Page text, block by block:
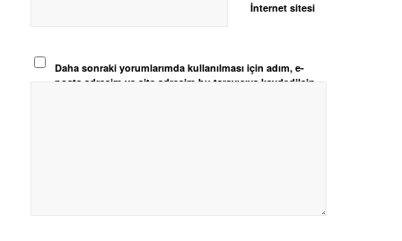
İnternet sitesi
Daha sonraki yorumlarımda kullanılması için adım, e-
posta adresim ve site adresim bu tarayıcıya kaydedilsin.